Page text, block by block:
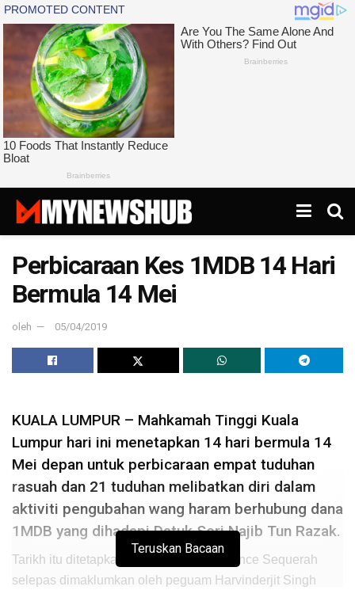
Perbicaraan Kes 1MDB 14 Hari
Bermula 14 Mei
oleh 05/04/2019
KUALA LUMPUR – Mahkamah Tinggi Kuala
Lumpur hari ini menetapkan 14 hari bermula 14
Mei depan untuk perbicaraan empat tuduhan
rasuah dan 21 tuduhan melibatkan diri dalam
aktiviti pengubahan wang haram berhubung dana
1MDB yang dihadapi Datuk Seri Najib Tun Razak.
Tarikh itu ditetapkan Hakim Collin Lawrence Sequerah
selepas dimaklumkan oleh peguam Harvinderjit Singh
Teruskan Bacaan